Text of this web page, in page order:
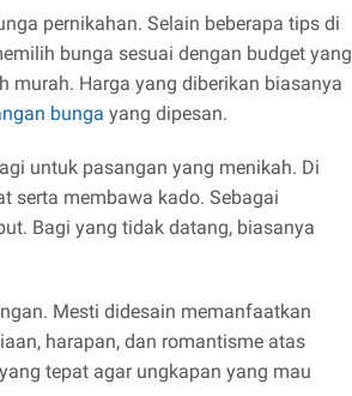
pernikahan. Selain beberapa tips di
bunga sesuai dengan budget yang
murah. Harga yang diberikan biasanya
bunga yang dipesan.
untuk pasangan yang menikah. Di
serta membawa kado. Sebagai
Bagi yang tidak datang, biasanya
Mesti didesain memanfaatkan
harapan, dan romantisme atas
tepat agar ungkapan yang mau